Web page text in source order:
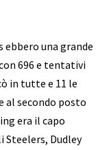
ebbero una grande
696 e tentativi
in tutte e 11 le
al secondo posto
era il capo
Dudley